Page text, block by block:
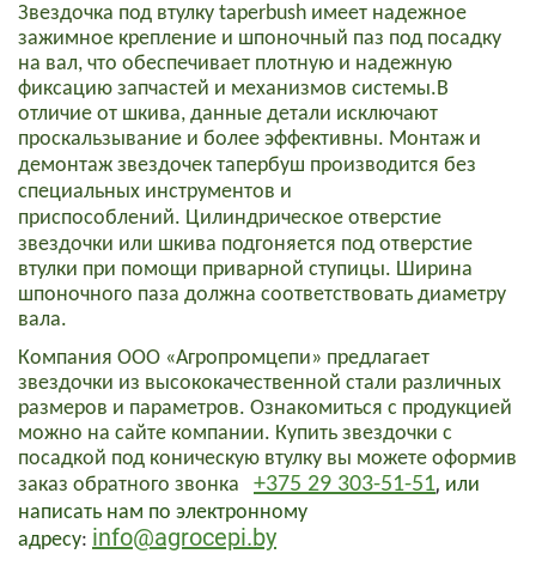
Звездочка под втулку taperbush имеет надежное
зажимное крепление и шпоночный паз под посадку
на вал, что обеспечивает плотную и надежную
фиксацию запчастей и механизмов системы.В
отличие от шкива, данные детали исключают
проскальзывание и более эффективны. Монтаж и
демонтаж звездочек тапербуш производится без
специальных инструментов и
приспособлений. Цилиндрическое отверстие
звездочки или шкива подгоняется под отверстие
втулки при помощи приварной ступицы. Ширина
шпоночного паза должна соответствовать диаметру
вала.
Компания ООО «Агропромцепи» предлагает
звездочки из высококачественной стали различных
размеров и параметров. Ознакомиться с продукцией
можно на сайте компании. Купить звездочки с
посадкой под коническую втулку вы можете оформив
заказ обратного звонка
+375 29 303-51-51, или
написать нам по электронному
адресу: info@agrocepi.by